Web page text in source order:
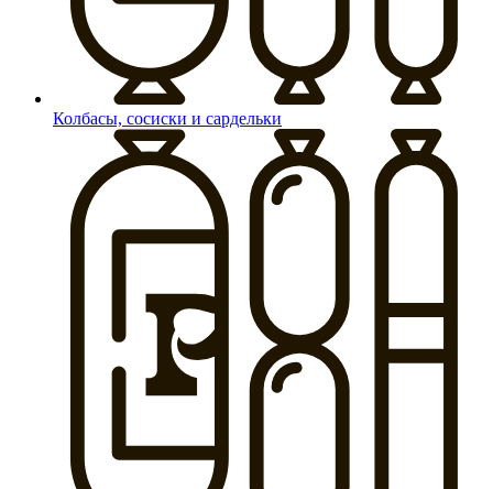
Колбасы, сосиски и сардельки